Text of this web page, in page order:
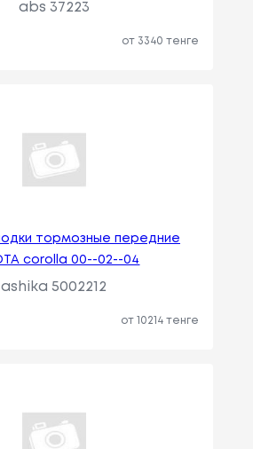
abs 37223
от 3340 тенге
тормозные передние
corolla 00--02--04
ashika 5002212
от 10214 тенге